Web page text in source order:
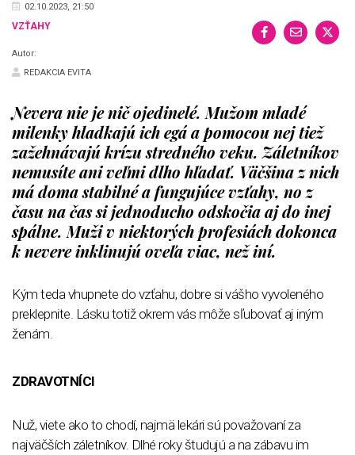
02.10.2023, 21:50
VZŤAHY
Autor:
REDAKCIA EVITA
Nevera nie je nič ojedinelé. Mužom mladé
milenky hladkajú ich egá a pomocou nej tiež
zažehnávajú krízu stredného veku. Záletníkov
nemusíte ani veľmi dlho hľadať. Väčšina z nich
má doma stabilné a fungujúce vzťahy, no z
času na čas si jednoducho odskočia aj do inej
spálne. Muži v niektorých profesiách dokonca
k nevere inklinujú oveľa viac, než iní.
Kým teda vhupnete do vzťahu, dobre si vášho vyvoleného
preklepnite. Lásku totiž okrem vás môže sľubovať aj iným
ženám.
ZDRAVOTNÍCI
Nuž, viete ako to chodí, najmä lekári sú považovaní za
najväčších záletníkov. Dlhé roky študujú a na zábavu im